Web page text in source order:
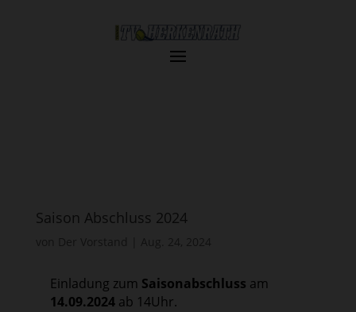
Saison Abschluss 2024
Einladung zum Saisonabschluss am
14.09.2024ab 14Uhr.